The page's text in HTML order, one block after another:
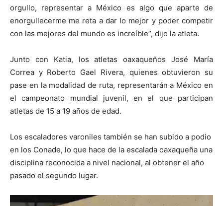
orgullo, representar a México es algo que aparte de
enorgullecerme me reta a dar lo mejor y poder competir
con las mejores del mundo es increíble”, dijo la atleta.
Junto con Katia, los atletas oaxaqueños José María
Correa y Roberto Gael Rivera, quienes obtuvieron su
pase en la modalidad de ruta, representarán a México en
el campeonato mundial juvenil, en el que participan
atletas de 15 a 19 años de edad.
Los escaladores varoniles también se han subido a podio
en los Conade, lo que hace de la escalada oaxaqueña una
disciplina reconocida a nivel nacional, al obtener el año
pasado el segundo lugar.
Reproductor